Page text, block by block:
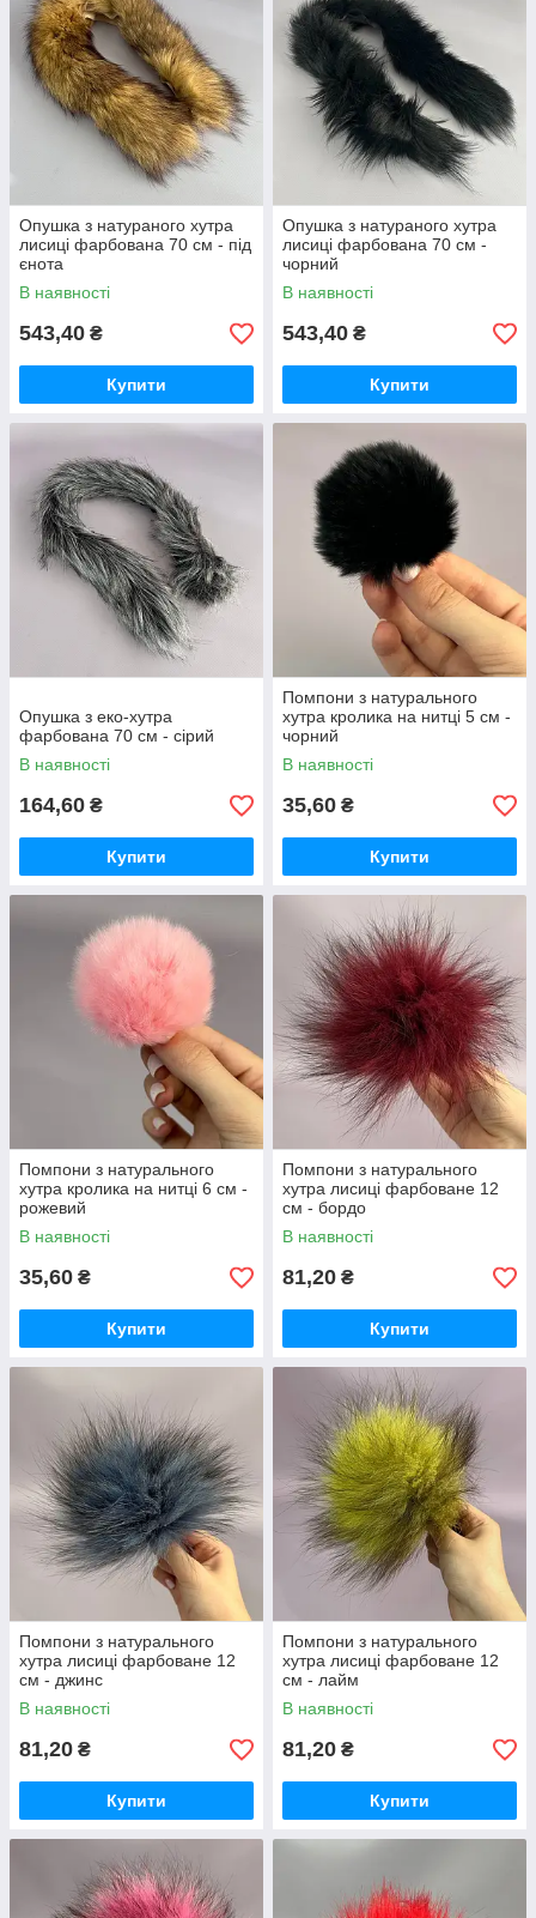
Опушка з натураного хутра
лисиці фарбована 70 см - під
єнота
В наявності
543,40 ₴
Купити
Опушка з натураного хутра
лисиці фарбована 70 см -
чорний
В наявності
543,40 ₴
Купити
Опушка з еко-хутра
фарбована 70 см - сірий
В наявності
164,60 ₴
Купити
Помпони з натурального
хутра кролика на нитці 5 см -
чорний
В наявності
35,60 ₴
Купити
Помпони з натурального
хутра кролика на нитці 6 см -
рожевий
В наявності
35,60 ₴
Купити
Помпони з натурального
хутра лисиці фарбоване 12
см - бордо
В наявності
81,20 ₴
Купити
Помпони з натурального
хутра лисиці фарбоване 12
см - джинс
В наявності
81,20 ₴
Купити
Помпони з натурального
хутра лисиці фарбоване 12
см - лайм
В наявності
81,20 ₴
Купити